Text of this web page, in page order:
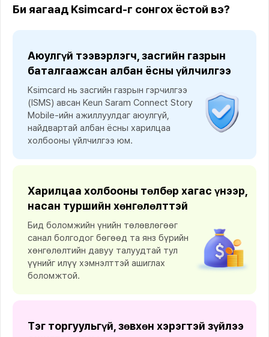
Би яагаад Ksimcard-г сонгох ёстой вэ?
Аюулгүй тээвэрлэгч, засгийн газрын
баталгаажсан албан ёсны үйлчилгээ
Ksimcard нь засгийн газрын гэрчилгээ
(ISMS) авсан Keun Saram Connect Story
Mobile-ийн ажиллуулдаг аюулгүй,
найдвартай албан ёсны харилцаа
холбооны үйлчилгээ юм.
Харилцаа холбооны төлбөр хагас үнээр,
насан туршийн хөнгөлөлттэй
Бид боломжийн үнийн төлөвлөгөөг
санал болгодог бөгөөд та янз бүрийн
хөнгөлөлтийн давуу талуудтай тул
үүнийг илүү хэмнэлттэй ашиглах
боломжтой.
Тэг торгуульгүй, зөвхөн хэрэгтэй зүйлээ